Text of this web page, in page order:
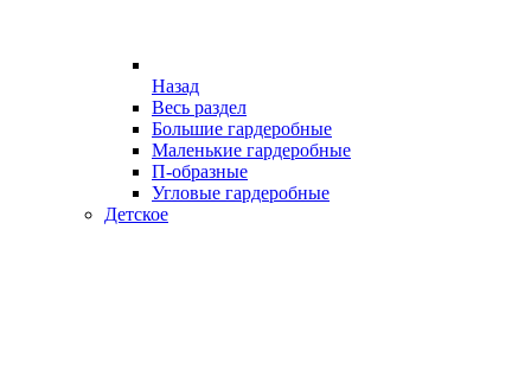
Назад
Весь раздел
Большие гардеробные
Маленькие гардеробные
П-образные
Угловые гардеробные
Детское